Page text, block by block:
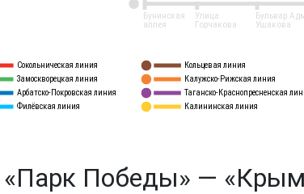
Сокольническая линия
Замоскворецкая линия
Арбатско-Покровская линия
Филёвская линия
Кольцевая линия
Калужско-Рижская линия
Таганско-Краснопресненская
Калининская линия
Бульвар
Ушакова
Улица
Горчакова
Бунинская
аллея
Победы» —